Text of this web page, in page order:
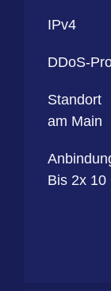
IPv4
DDoS-
Standort
am Main
Bis 2x 10